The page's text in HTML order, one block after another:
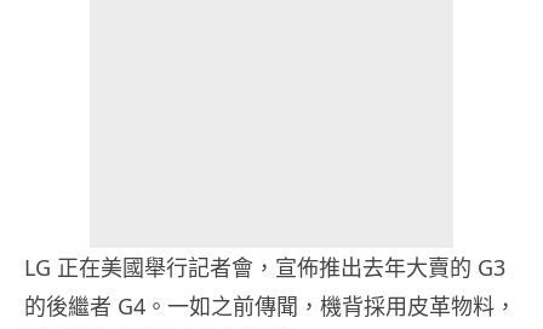
LG 正在美國舉行記者會，宣佈推出去年大賣的 G3
的後繼者 G4。一如之前傳聞，機背採用皮革物料，